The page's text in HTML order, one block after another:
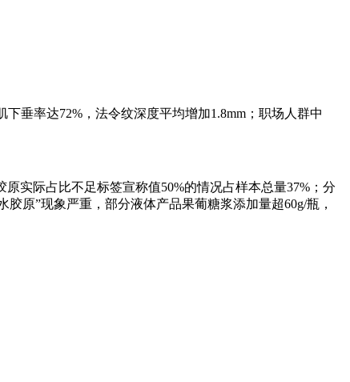
垂率达72%，法令纹深度平均增加1.8mm；职场人群中
实际占比不足标签宣称值50%的情况占样本总量37%；分
原”现象严重，部分液体产品果葡糖浆添加量超60g/瓶，